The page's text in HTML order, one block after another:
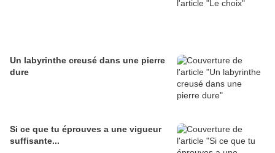
Un labyrinthe creusé dans une pierre
dure
Si ce que tu éprouves a une vigueur
suffisante...